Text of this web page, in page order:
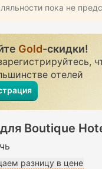
пока не
Gold-скидки!
отелей
Boutique
разницу в цене